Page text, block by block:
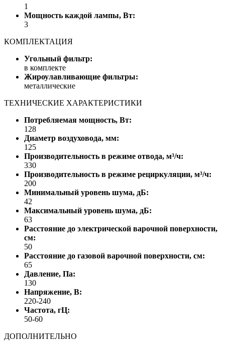
1
Мощность каждой лампы, Вт:
3
КОМПЛЕКТАЦИЯ
Угольный фильтр:
в комплекте
Жироулавливающие фильтры:
металлические
ТЕХНИЧЕСКИЕ ХАРАКТЕРИСТИКИ
Потребляемая мощность, Вт:
128
Диаметр воздуховода, мм:
125
Производительность в режиме отвода, м³/ч:
330
Производительность в режиме рециркуляции, м³/ч:
200
Минимальный уровень шума, дБ:
42
Максимальный уровень шума, дБ:
63
Расстояние до электрической варочной поверхности,
см:
50
Расстояние до газовой варочной поверхности, см:
65
Давление, Па:
130
Напряжение, В:
220-240
Частота, гЦ:
50-60
ДОПОЛНИТЕЛЬНО